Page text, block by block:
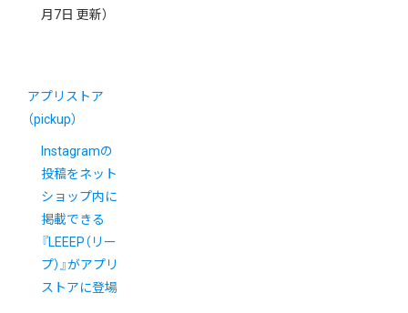
月7日 更新）
アプリストア
（pickup）
Instagramの
投稿をネット
ショップ内に
掲載できる
『LEEEP（リー
プ）』がアプリ
ストアに登場